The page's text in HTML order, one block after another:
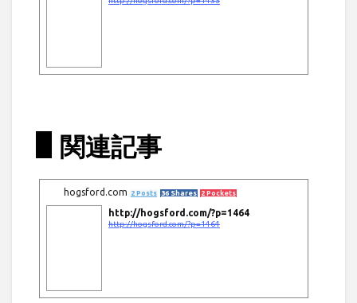
関連記事
hogsford.com 2 Posts 36 Shares 2 Pockets
http://hogsford.com/?p=1464
http://hogsford.com/?p=1464